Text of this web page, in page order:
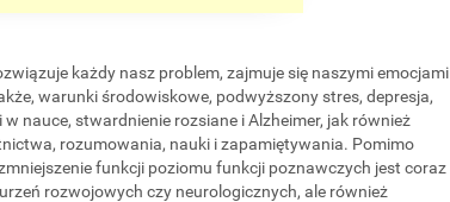
każdy nasz problem, zajmuje się naszymi emocjami
warunki środowiskowe, podwyższony stres, depresja,
nauce, stwardnienie rozsiane i Alzheimer, jak również
rozumowania, nauki i zapamiętywania. Pomimo
funkcji poziomu funkcji poznawczych jest coraz
rozwojowych czy neurologicznych, ale również